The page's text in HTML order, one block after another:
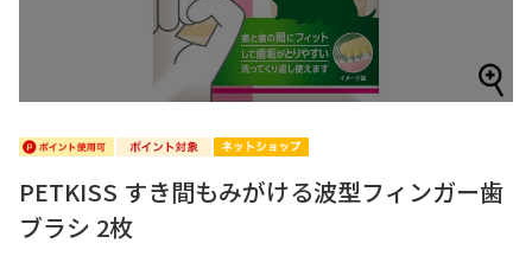
PETKISS すき間もみがける波型フィンガー歯
ブラシ 2枚